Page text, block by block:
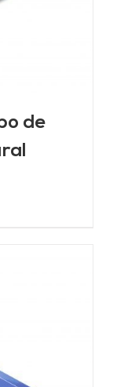
de